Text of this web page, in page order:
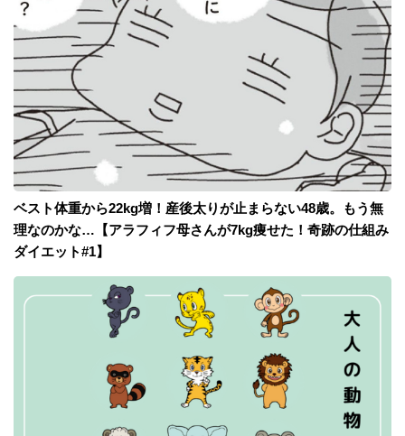
ベスト体重から22kg増！産後太りが止まらない48歳。もう無
理なのかな…【アラフィフ母さんが7kg痩せた！奇跡の仕組み
ダイエット#1】